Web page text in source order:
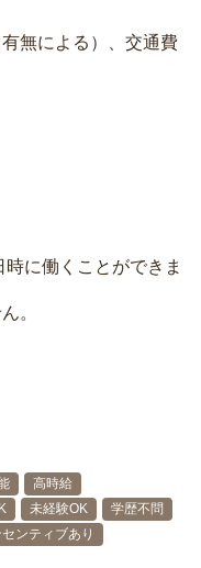
有無による）、交通費
に働くことができま
。
高時給
未経験OK
学歴不問
ンティブあり